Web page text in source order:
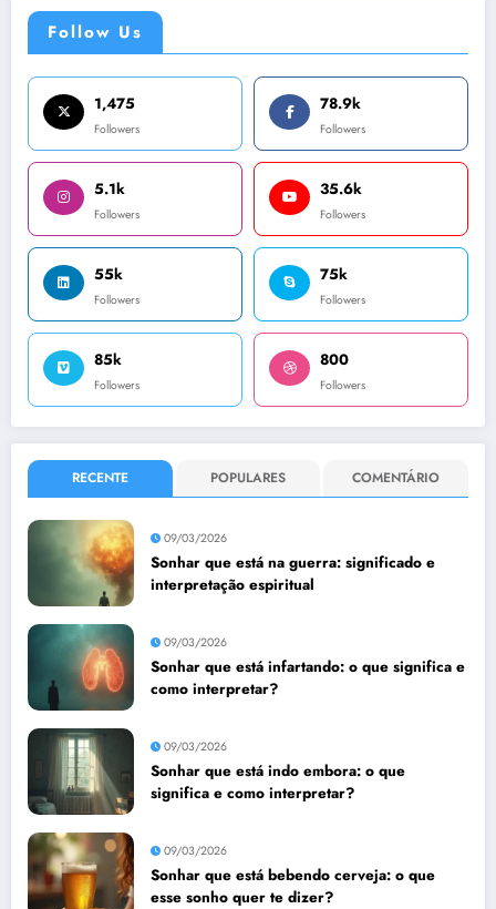
Follow Us
1,475
Followers
78.9k
Followers
5.1k
Followers
35.6k
Followers
55k
Followers
75k
Followers
85k
Followers
800
Followers
RECENTE POPULARES COMENTÁRIO
09/03/2026
Sonhar que está na guerra: significado e
interpretação espiritual
09/03/2026
Sonhar que está infartando: o que significa e
como interpretar?
09/03/2026
Sonhar que está indo embora: o que
significa e como interpretar?
09/03/2026
Sonhar que está bebendo cerveja: o que
esse sonho quer te dizer?